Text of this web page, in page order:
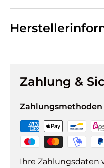
Zahlung &
Zahlungsmethoden
Ihre Zahlungsdaten